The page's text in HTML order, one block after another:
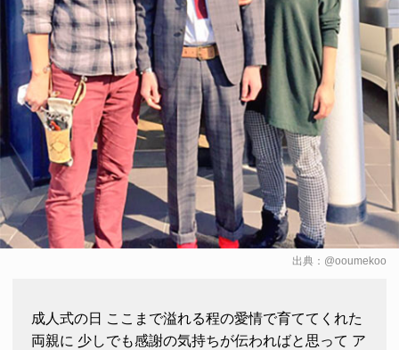
出典： @ooumekoo
成人式の日 ここまで溢れる程の愛情で育ててくれた
両親に 少しでも感謝の気持ちが伝わればと思って ア